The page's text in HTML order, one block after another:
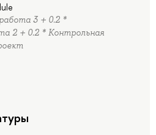
3 + 0.2 *
2 + 0.2 * Контрольная